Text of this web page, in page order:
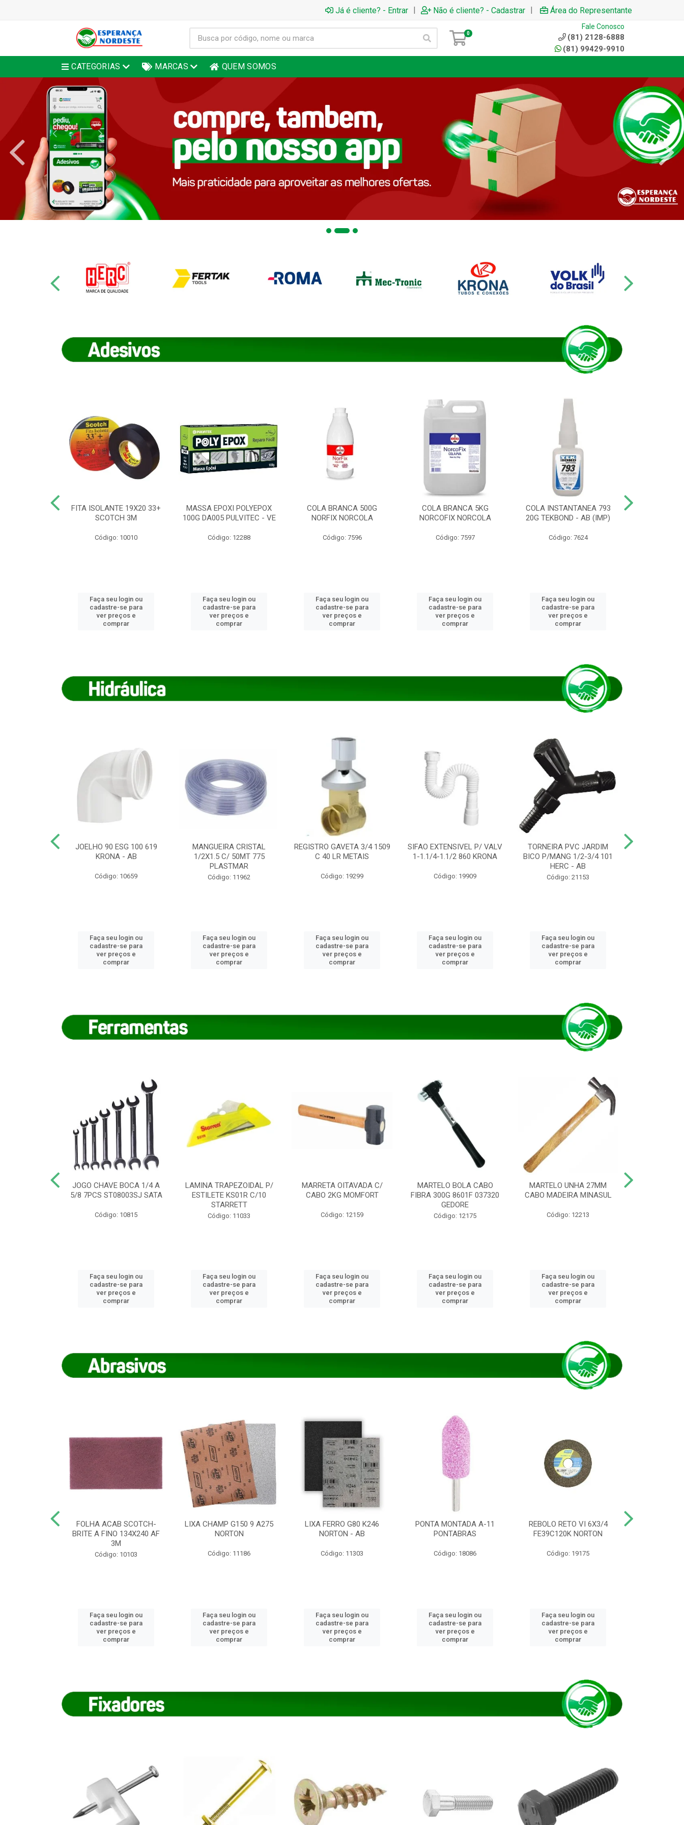
Já é cliente? - Entrar | Não é cliente? - Cadastrar | Área do Representante
0
Fale Conosco
(81) 2128-6888
(81) 99429-9910
CATEGORIAS MARCAS QUEM SOMOS
FITA ISOLANTE 19X20 33+
SCOTCH 3M
Código: 10010
Faça seu login ou
cadastre-se para
ver preços e
comprar
MASSA EPOXI POLYEPOX
100G DA005 PULVITEC - VE
Código: 12288
Faça seu login ou
cadastre-se para
ver preços e
comprar
COLA BRANCA 500G
NORFIX NORCOLA
Código: 7596
Faça seu login ou
cadastre-se para
ver preços e
comprar
COLA BRANCA 5KG
NORCOFIX NORCOLA
Código: 7597
Faça seu login ou
cadastre-se para
ver preços e
comprar
COLA INSTANTANEA 793
20G TEKBOND - AB (IMP)
Código: 7624
Faça seu login ou
cadastre-se para
ver preços e
comprar
JOELHO 90 ESG 100 619
KRONA - AB
Código: 10659
Faça seu login ou
cadastre-se para
ver preços e
comprar
MANGUEIRA CRISTAL
1/2X1.5 C/ 50MT 775
PLASTMAR
Código: 11962
Faça seu login ou
cadastre-se para
ver preços e
comprar
REGISTRO GAVETA 3/4 1509
C 40 LR METAIS
Código: 19299
Faça seu login ou
cadastre-se para
ver preços e
comprar
SIFAO EXTENSIVEL P/ VALV
1-1.1/4-1.1/2 860 KRONA
Código: 19909
Faça seu login ou
cadastre-se para
ver preços e
comprar
TORNEIRA PVC JARDIM
BICO P/MANG 1/2-3/4 101
HERC - AB
Código: 21153
Faça seu login ou
cadastre-se para
ver preços e
comprar
JOGO CHAVE BOCA 1/4 A
5/8 7PCS ST08003SJ SATA
Código: 10815
Faça seu login ou
cadastre-se para
ver preços e
comprar
LAMINA TRAPEZOIDAL P/
ESTILETE KS01R C/10
STARRETT
Código: 11033
Faça seu login ou
cadastre-se para
ver preços e
comprar
MARRETA OITAVADA C/
CABO 2KG MOMFORT
Código: 12159
Faça seu login ou
cadastre-se para
ver preços e
comprar
MARTELO BOLA CABO
FIBRA 300G 8601F 037320
GEDORE
Código: 12175
Faça seu login ou
cadastre-se para
ver preços e
comprar
MARTELO UNHA 27MM
CABO MADEIRA MINASUL
Código: 12213
Faça seu login ou
cadastre-se para
ver preços e
comprar
FOLHA ACAB SCOTCH-
BRITE A FINO 134X240 AF
3M
Código: 10103
Faça seu login ou
cadastre-se para
ver preços e
comprar
LIXA CHAMP G150 9 A275
NORTON
Código: 11186
Faça seu login ou
cadastre-se para
ver preços e
comprar
LIXA FERRO G80 K246
NORTON - AB
Código: 11303
Faça seu login ou
cadastre-se para
ver preços e
comprar
PONTA MONTADA A-11
PONTABRAS
Código: 18086
Faça seu login ou
cadastre-se para
ver preços e
comprar
REBOLO RETO VI 6X3/4
FE39C120K NORTON
Código: 19175
Faça seu login ou
cadastre-se para
ver preços e
comprar